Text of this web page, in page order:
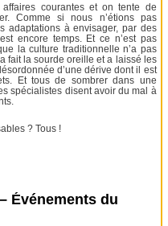
courantes et on tente de
Comme si nous n’étions pas
adaptations à envisager, par des
encore temps. Et ce n’est pas
la culture traditionnelle n’a pas
fait la sourde oreille et a laissé les
d’une dérive dont il est
Et tous de sombrer dans une
spécialistes disent avoir du mal à
? Tous !
Événements du